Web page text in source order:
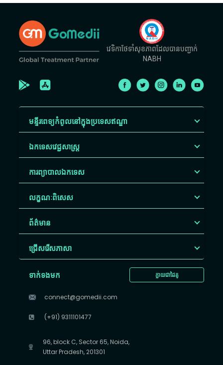
វេទិកាថែទាំសុខភាពដែលបានបញ្ជាក់
NABH
មន្ទីរពេទ្យកំពូលនៅក្នុងប្រទេសឥណ្ឌា
ឯកទេសវេជ្ជសាស្ត្រ
ការព្យាបាលឯកទេស
លក្ខណៈពិសេស
ព័ត៌មាន
ជ្រើសរើស​ភាសា
ក្លាយជាដៃគូ
ទាក់ទងមក
connect@gomedii.com
(+91) 9311101477
96, block C, Sector 65, Noida,
Uttar Pradesh, 201301